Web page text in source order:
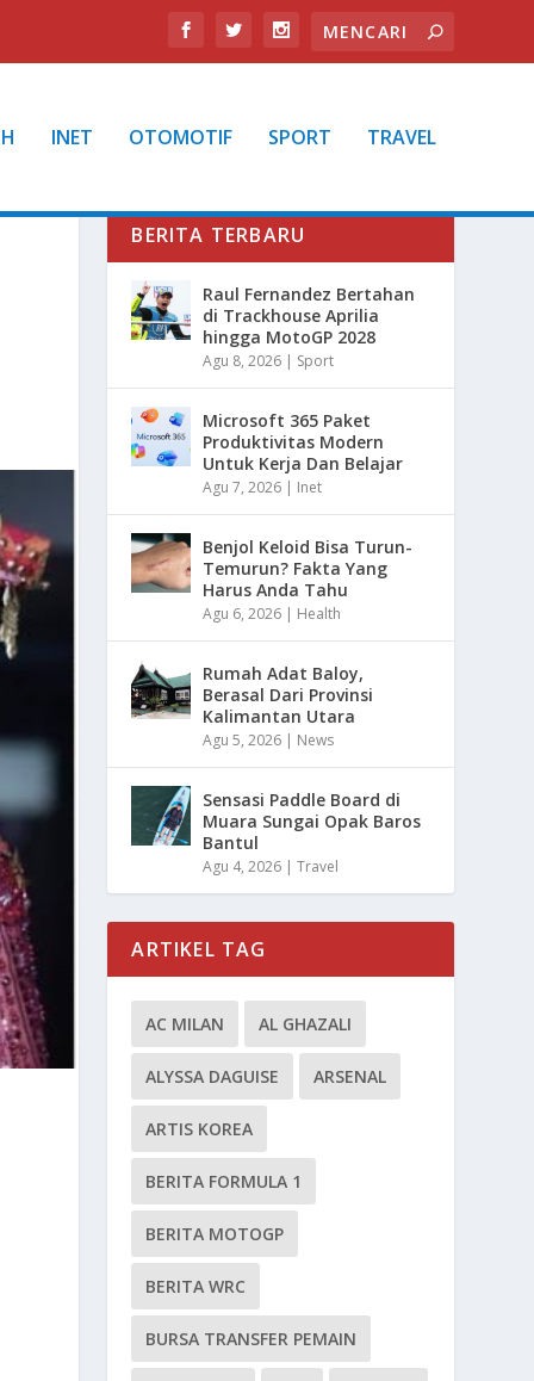
INET OTOMOTIF SPORT TRAVEL
BERITA TERBARU
Raul Fernandez Bertahan
di Trackhouse Aprilia
hingga MotoGP 2028
Agu 8, 2026 | Sport
Microsoft 365 Paket
Produktivitas Modern
Untuk Kerja Dan Belajar
Agu 7, 2026 | Inet
Benjol Keloid Bisa Turun-
Temurun? Fakta Yang
Harus Anda Tahu
Agu 6, 2026 | Health
Rumah Adat Baloy,
Berasal Dari Provinsi
Kalimantan Utara
Agu 5, 2026 | News
Sensasi Paddle Board di
Muara Sungai Opak Baros
Bantul
Agu 4, 2026 |Travel
ARTIKEL TAG
AC MILAN AL GHAZALI
ALYSSA DAGUISE ARSENAL
ARTIS KOREA
BERITA FORMULA 1
BERITA MOTOGP
BERITA WRC
BURSA TRANSFER PEMAIN